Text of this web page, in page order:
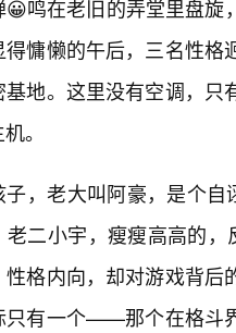
😀鸣在老旧的弄堂里盘
慵懒的午后，三名性
基地。这里没有空调，
。
，老大叫阿豪，是个自
二小宇，瘦瘦高高的
格内向，却对游戏背
只有一个——那个在格斗